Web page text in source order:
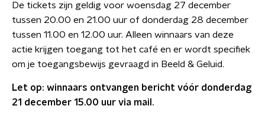
De tickets zijn geldig voor woensdag 27 december
tussen 20.00 en 21.00 uur of donderdag 28 december
tussen 11.00 en 12.00 uur. Alleen winnaars van deze
actie krijgen toegang tot het café en er wordt specifiek
om je toegangsbewijs gevraagd in Beeld & Geluid.
Let op: winnaars ontvangen bericht vóór donderdag
21 december 15.00 uur via mail.